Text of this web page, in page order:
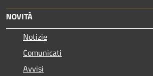
NOVITÀ
Notizie
Comunicati
Avvisi